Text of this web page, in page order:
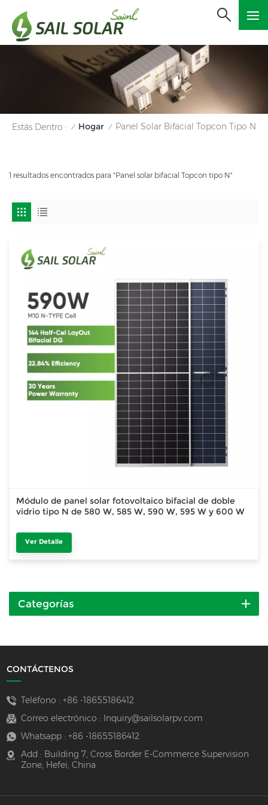
Estás Dentro : / Hogar / Panel Solar Bifacial Topcon Tipo N
1 resultados encontrados para "Panel solar bifacial Topcon tipo N"
Módulo de panel solar fotovoltaico bifacial de doble
vidrio tipo N de 580 W, 585 W, 590 W, 595 W y 600 W
Ver Detalle
Categorías
CONTÁCTENOS
Teléfono : +86 -18655186412
Correo electrónico :
Inquiry@sailsolarpv.com
Whatsapp : +86 -18655186412
Add : Building 7, Cross Border E-Commerce Supervision
Zone, Hefei, China